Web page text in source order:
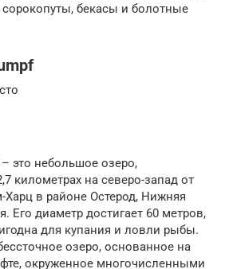
бекасы и болотные
это небольшое озеро,
километрах на северо-запад от
Харц в районе Остерод, Нижняя
Его диаметр достигает 60 метров,
для купания и ловли рыбы.
озеро, основанное на
окруженное многочисленными